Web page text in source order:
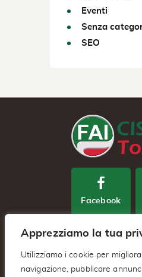
Apprezziamo la tua
Utilizziamo i cookie per
navigazione, pubblicare
Eventi
Senza
SEO
Facebook